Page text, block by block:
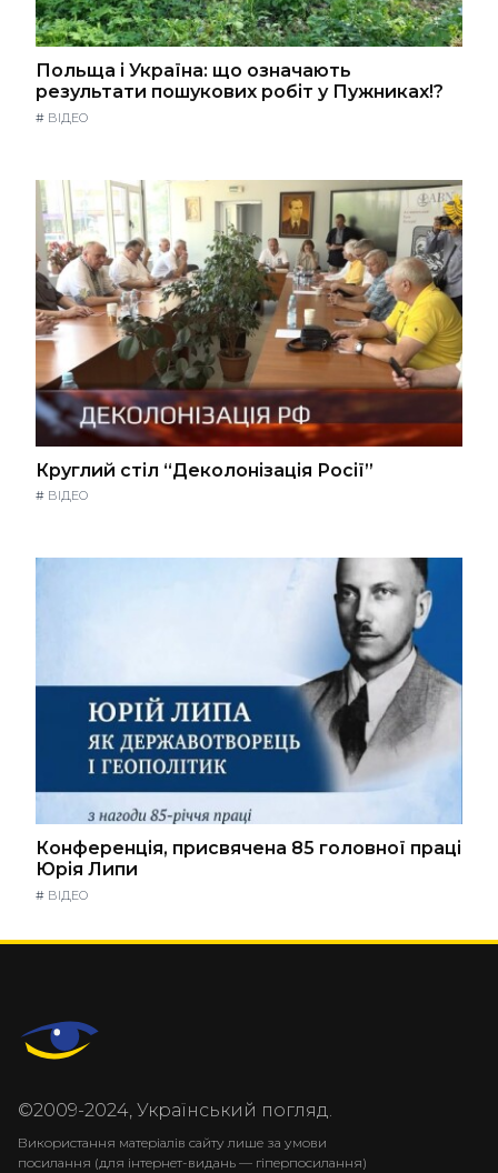
Польща і Україна: що означають
результати пошукових робіт у Пужниках!?
# ВІДЕО
Круглий стіл “Деколонізація Росії”
# ВІДЕО
Конференція, присвячена 85 головної праці
Юрія Липи
# ВІДЕО
©2009-2024, Український погляд.
Використання матеріалів сайту лише за умови
посилання (для інтернет-видань — гіперпосилання)